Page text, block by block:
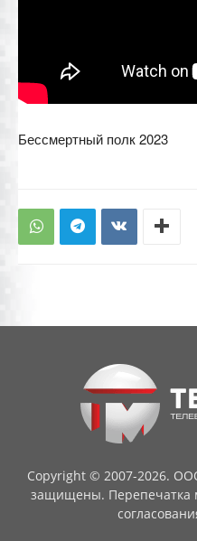
Бессмертный полк 2023
Copyright © 2007-2026.
защищены. Перепечатка